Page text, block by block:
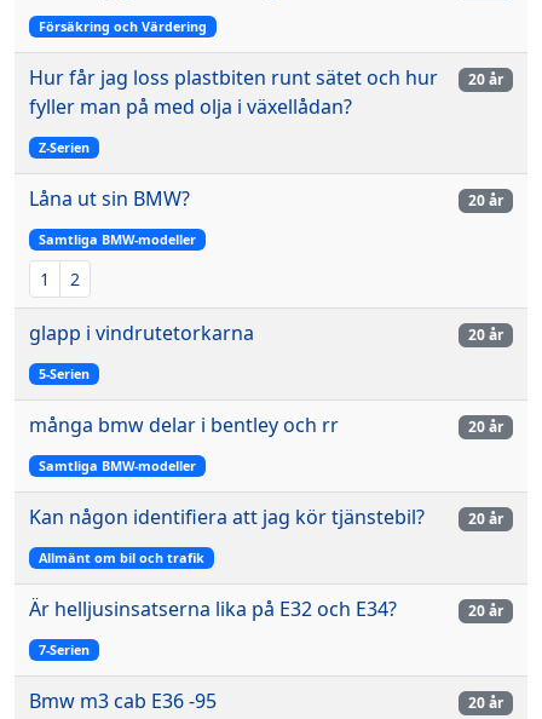
Försäkring och Värdering
Hur får jag loss plastbiten runt sätet och hur
fyller man på med olja i växellådan?
Z-Serien
20 år
Låna ut sin BMW?
Samtliga BMW-modeller
1 2
20 år
glapp i vindrutetorkarna
5-Serien
20 år
många bmw delar i bentley och rr
Samtliga BMW-modeller
20 år
Kan någon identifiera att jag kör tjänstebil?
Allmänt om bil och trafik
20 år
Är helljusinsatserna lika på E32 och E34?
7-Serien
20 år
Bmw m3 cab E36 -95 20 år